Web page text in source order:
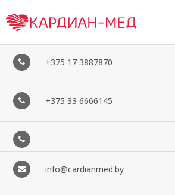
+375 17 3887870
+375 33 6666145
info@cardianmed.by